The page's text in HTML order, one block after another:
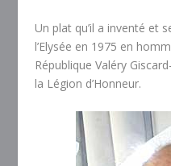
Un plat qu’il a inventé et
l’Elysée en 1975 en
République Valéry
la Légion d’Honneur.